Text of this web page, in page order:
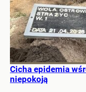
Cicha epidemia
niepokoją